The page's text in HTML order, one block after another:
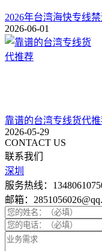
2026年台湾海快专线
2026-06-01
靠谱的台湾专线货代
2026-05-29
CONTACT US
联系我们
深圳
服务热线：
邮箱：